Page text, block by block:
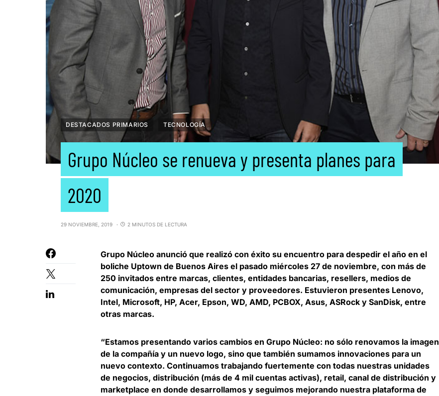
DESTACADOS PRIMARIOS TECNOLOGÍA
Grupo Núcleo se renueva y presenta planes para
2020
29 NOVIEMBRE, 2019 2 MINUTOS DE LECTURA
Grupo Núcleo anunció que realizó con éxito su encuentro para despedir el año en el
boliche Uptown de Buenos Aires el pasado miércoles 27 de noviembre, con más de
250 invitados entre marcas, clientes, entidades bancarias, resellers, medios de
comunicación, empresas del sector y proveedores. Estuvieron presentes Lenovo,
Intel, Microsoft, HP, Acer, Epson, WD, AMD, PCBOX, Asus, ASRock y SanDisk, entre
otras marcas.
“Estamos presentando varios cambios en Grupo Núcleo: no sólo renovamos la imagen
de la compañía y un nuevo logo, sino que también sumamos innovaciones para un
nuevo contexto. Continuamos trabajando fuertemente con todas nuestras unidades
de negocios, distribución (más de 4 mil cuentas activas), retail, canal de distribución y
marketplace en donde desarrollamos y seguimos mejorando nuestra plataforma de